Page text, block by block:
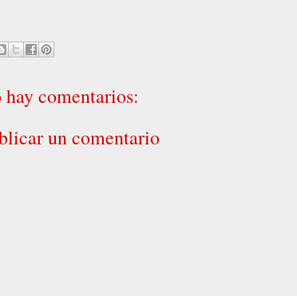
hay comentarios:
un comentario